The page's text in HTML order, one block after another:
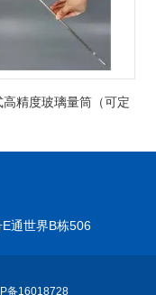
高精度玻璃量筒（可定
E通世界B栋506
备16018728